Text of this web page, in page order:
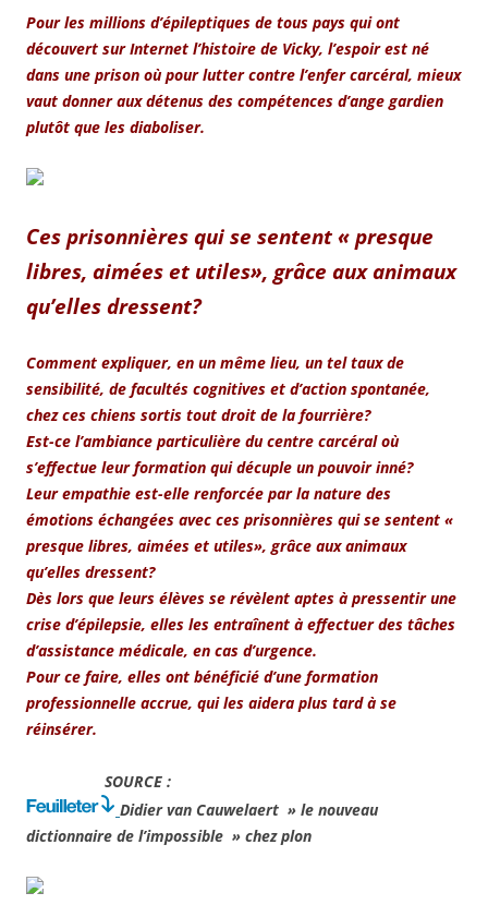
Pour les millions d’épileptiques de tous pays qui ont
découvert sur Internet l’histoire de Vicky, l’espoir est né
dans une prison où pour lutter contre l’enfer carcéral, mieux
vaut donner aux détenus des compétences d’ange gardien
plutôt que les diaboliser.
Ces prisonnières qui se sentent « presque
libres, aimées et utiles», grâce aux animaux
qu’elles dressent?
Comment expliquer, en un même lieu, un tel taux de
sensibilité, de facultés cognitives et d’action spontanée,
chez ces chiens sortis tout droit de la fourrière?
Est-ce l’ambiance particulière du centre carcéral où
s’effectue leur formation qui décuple un pouvoir inné?
Leur empathie est-elle renforcée par la nature des
émotions échangées avec ces prisonnières qui se sentent «
presque libres, aimées et utiles», grâce aux animaux
qu’elles dressent?
Dès lors que leurs élèves se révèlent aptes à pressentir une
crise d’épilepsie, elles les entraînent à effectuer des tâches
d’assistance médicale, en cas d’urgence.
Pour ce faire, elles ont bénéficié d’une formation
professionnelle accrue, qui les aidera plus tard à se
réinsérer.
SOURCE :
Didier van Cauwelaert » le nouveau
dictionnaire de l’impossible » chez plon